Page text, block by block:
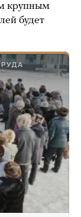
крупным
будет